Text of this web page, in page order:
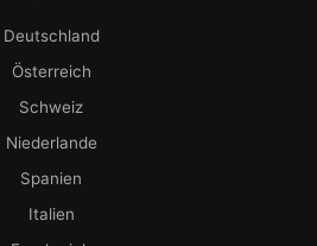
Deutschland
Österreich
Schweiz
Niederlande
Spanien
Italien